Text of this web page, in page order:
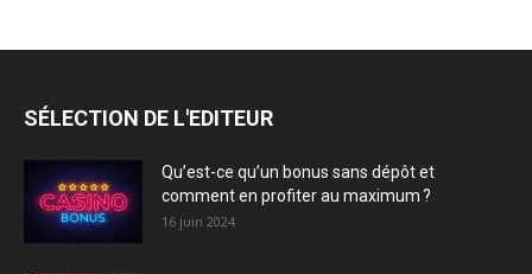
SÉLECTION DE L'EDITEUR
Qu’est-ce qu’un bonus sans dépôt et
comment en profiter au maximum ?
16 juin 2024